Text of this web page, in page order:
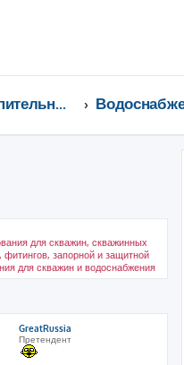
Отопительные котлы, водонагреватели, насосы, кондиционеры, водоочистка...
для скважин, скважинных
запорной и защитной
для скважин и водоснабжения
GreatRussia
Претендент